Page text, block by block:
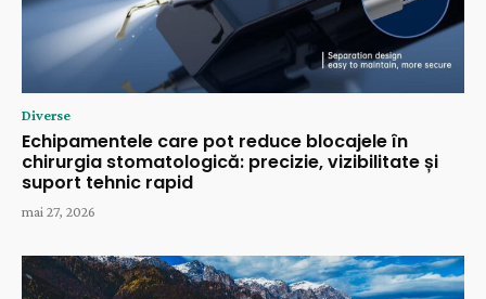
Diverse
Echipamentele care pot reduce blocajele în
chirurgia stomatologică: precizie, vizibilitate și
suport tehnic rapid
mai 27, 2026